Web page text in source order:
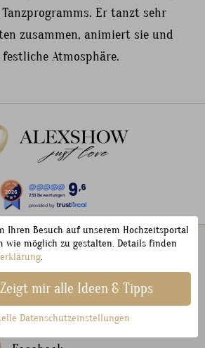
Er tanzt sehr
zusammen, animiert sie und
Atmosphäre.
253 Bewertungen 9,6
provided by
Contact
info@alexshow.de
Instagram
Tik Tok
Ihren Besuch auf unserem Hochzeitsportal
wie möglich zu gestalten. Details finden
.
mir alle Ideen & Tipps
Datenschutzeinstellungen